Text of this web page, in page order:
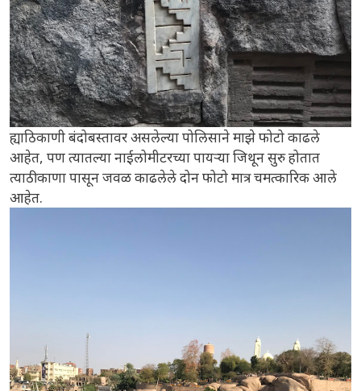
ह्याठिकाणी बंदोबस्तावर असलेल्या पोलिसाने माझे फोटो काढले
आहेत, पण त्यातल्या नाईलोमीटरच्या पायऱ्या जिथून सुरु होतात
त्याठीकाणा पासून जवळ काढलेले दोन फोटो मात्र चमत्कारिक आले
आहेत.